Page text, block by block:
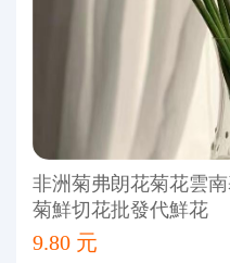
非洲菊弗朗花菊花雲
菊鮮切花批發代鮮花
9.80 元